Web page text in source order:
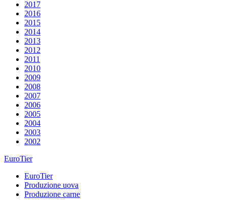
2017
2016
2015
2014
2013
2012
2011
2010
2009
2008
2007
2006
2005
2004
2003
2002
EuroTier
EuroTier
Produzione uova
Produzione carne